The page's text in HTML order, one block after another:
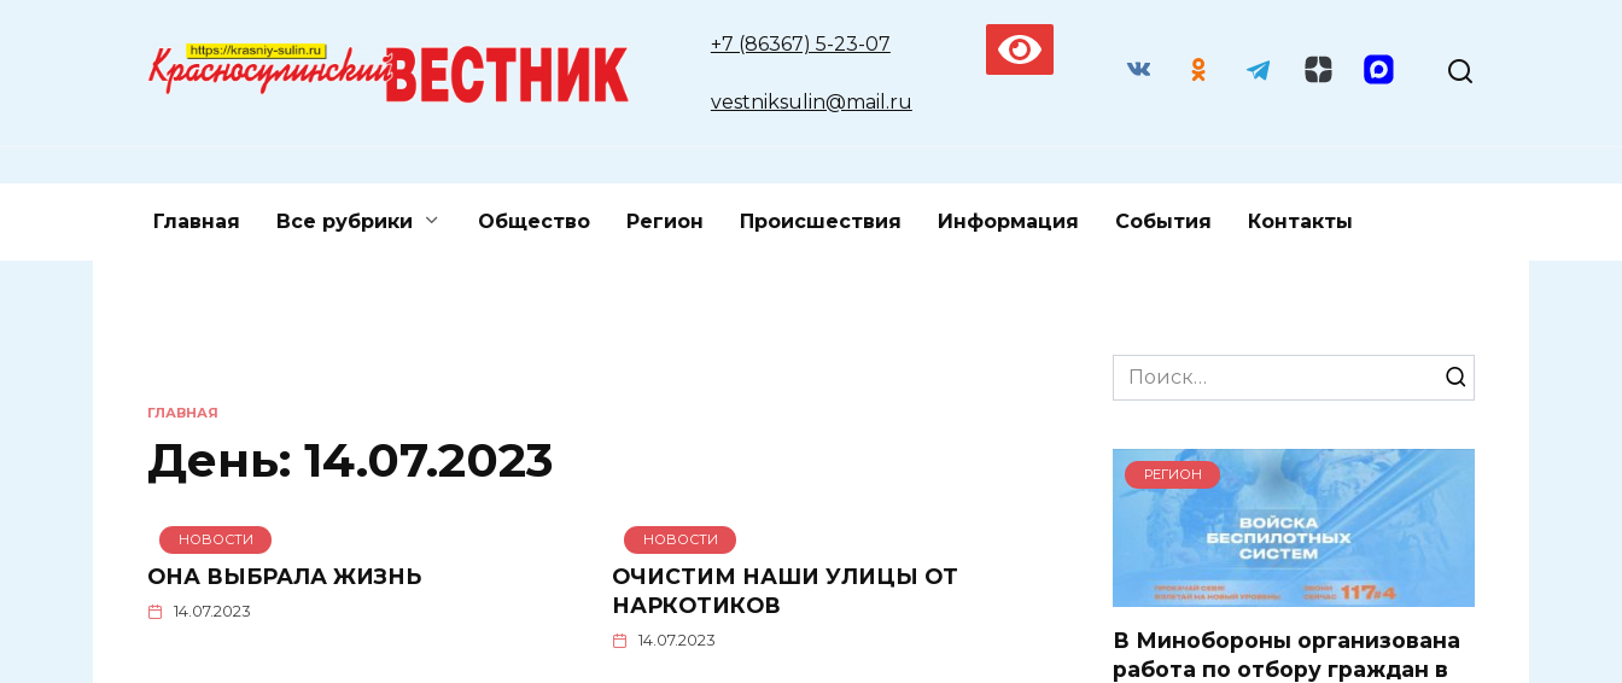
+7 (86367) 5-23-07
vestniksulin@mail.ru
Главная Все рубрики Общество Регион Происшествия Информация События Контакты
ГЛАВНАЯ
День: 14.07.2023
НОВОСТИ
ОНА ВЫБРАЛА ЖИЗНЬ
14.07.2023
НОВОСТИ
ОЧИСТИМ НАШИ УЛИЦЫ ОТ
НАРКОТИКОВ
14.07.2023
Search
for:
РЕГИОН
В Минобороны организована
работа по отбору граждан в